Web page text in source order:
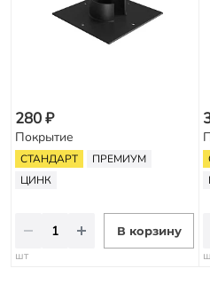
280 ₽
Покрытие
СТАНДАРТ
ПРЕМИУМ
ЦИНК
В корзину
шт